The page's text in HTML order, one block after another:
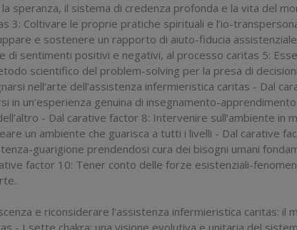
il sistema di credenza profonda e la vita del
Coltivare le proprie pratiche spirituali e l’io-
e sostenere un rapporto di aiuto-fiducia
sentimenti positivi e negativi, al processo caritas 5:
scientifico del problem-solving per la presa di
nell’arte dell’assistenza infermieristica caritas - Dal
un’esperienza genuina di insegnamento-
- Dal carative factor 8: Intervenire sull’ambiente
un ambiente che guarisca a tutti i livelli - Dal carative
guarigione prendendosi cura dei bisogni umani
factor 10: Tener conto delle forze esistenziali-
e riconsiderare l’assistenza infermieristica caritas: il
- I sette chakra: una visione evolutiva e unitaria del